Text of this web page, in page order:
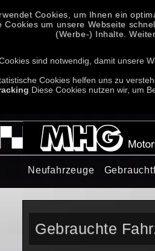
Cookies, um Ihnen ein
Cookies um unsere Webseite
(Werbe-) Inhalte.
sind notwendig, damit unsere
Cookies helfen uns zu
Diese Cookies nutzen wir, um
Neufahrzeuge
Gebrauchte